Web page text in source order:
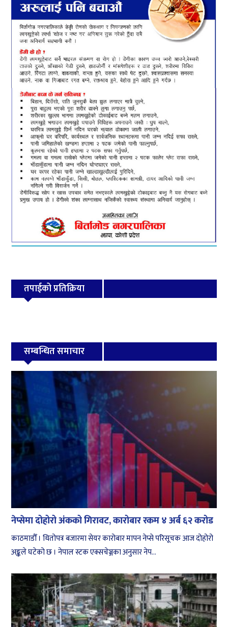
तपाईको प्रतिक्रिया
सम्बन्धित समाचार
नेप्सेमा दोहोरो अंकको गिरावट, कारोबार रकम ४ अर्ब ६२ करोड
काठमाडौँ । धितोपत्र बजारमा सेयर कारोबार मापन नेप्से परिसूचक आज दोहोरो
अङ्कले घटेको छ । नेपाल स्टक एक्सचेञ्जका अनुसार नेप...